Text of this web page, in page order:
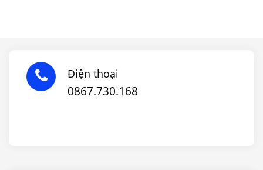
Điện thoại
0867.730.168